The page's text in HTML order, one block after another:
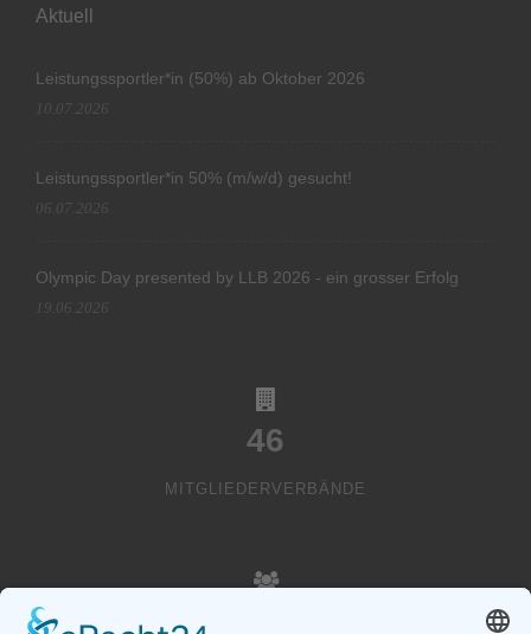
Aktuell
Leistungssportler*in (50%) ab Oktober 2026
10.07.2026
Leistungssportler*in 50% (m/w/d) gesucht!
06.07.2026
Olympic Day presented by LLB 2026 - ein grosser Erfolg
19.06.2026
46
MITGLIEDERVERBÄNDE